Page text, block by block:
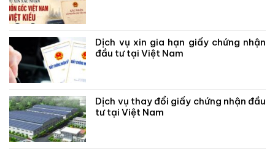
Dịch vụ xin gia hạn giấy chứng nhận
đầu tư tại Việt Nam
Dịch vụ thay đổi giấy chứng nhận đầu
tư tại Việt Nam